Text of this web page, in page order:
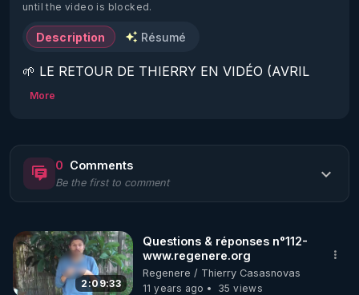
until the video is blocked.
Description Résumé
🌱 LE RETOUR DE THIERRY EN VIDÉO (AVRIL
2022)!
https://www.rgnr.fr/presentation.html
🌱 LE MAGAZINE RÉGÉNÈRE
🌱 LA BOUTIQUE DU MAGAZINE
Pour obtenir les anciens numéros que vous avez
More
0 Comments
Be the first to comment
2:09:33
Questions & réponses n°112-
www.regenere.org
Regenere / Thierry Casasnovas
11 years ago
35 views